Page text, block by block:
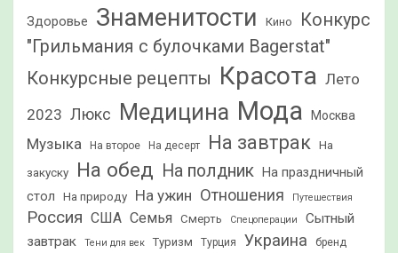
Здоровье Знаменитости Кино
Конкурс
"Грильмания с булочками Bagerstat"
Конкурсные рецепты Красота Лето
2023 Люкс Медицина Мода Москва
Музыка На второе На десерт На завтрак На
закуску На обед На полдник На праздничный
стол
На природу На ужин Отношения Путешествия
Россия США Семья Смерть Спецоперации
Сытный
завтрак
Тени для век Туризм Турция Украина бренд